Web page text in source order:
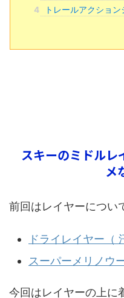
4
トレールアクショ
スキーのミドルレ
メ
前回はレイヤーについ
ドライレイヤー（
スーパーメリノウ
今回はレイヤーの上に